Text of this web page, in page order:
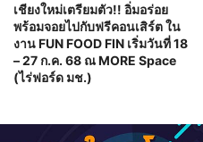
เชียงใหม่เตรียมตัว!! อิ่มอร่อย
พร้อมจอยไปกับฟรีคอนเสิร์ต ใน
งาน FUN FOOD FIN เริ่มวันที่ 18
– 27 ก.ค. 68 ณ MORE Space
(ไร่ฟอร์ด มช.)